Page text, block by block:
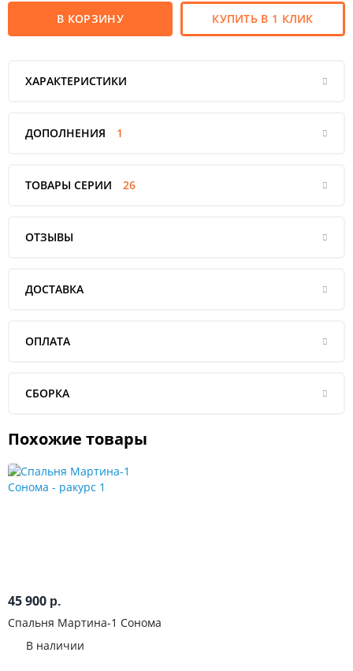
В КОРЗИНУ КУПИТЬ В 1 КЛИК
ХАРАКТЕРИСТИКИ
ДОПОЛНЕНИЯ 1
ТОВАРЫ СЕРИИ 26
ОТЗЫВЫ
ДОСТАВКА
ОПЛАТА
СБОРКА
Похожие товары
45 900 р.
Спальня Мартина-1 Сонома
В наличии